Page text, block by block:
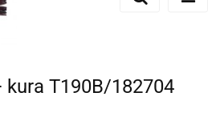
kura T190B/182704